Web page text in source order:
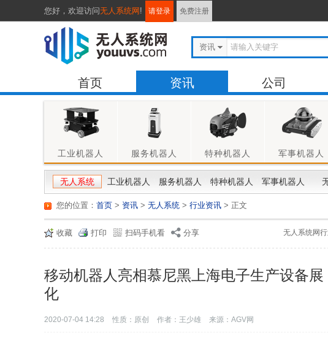
您好， 欢迎访问无人系统网 ! 请登录 免费注册
资讯
首页 资讯 公司
工业机器人 服务机器人 特种机器人 军事机器人
无人系统 工业机器人 服务机器人 特种机器人 军事机器人
您的位置： 首页 > 资讯 > 无人系统 > 行业资讯 > 正文
收藏 打印 扫码手机看 分享 无人系统网
移动机器人亮相慕尼黑上海电子生产设备
化
2020-07-04 14:28 性质：原创 作者：王少雄 来源：AGV网